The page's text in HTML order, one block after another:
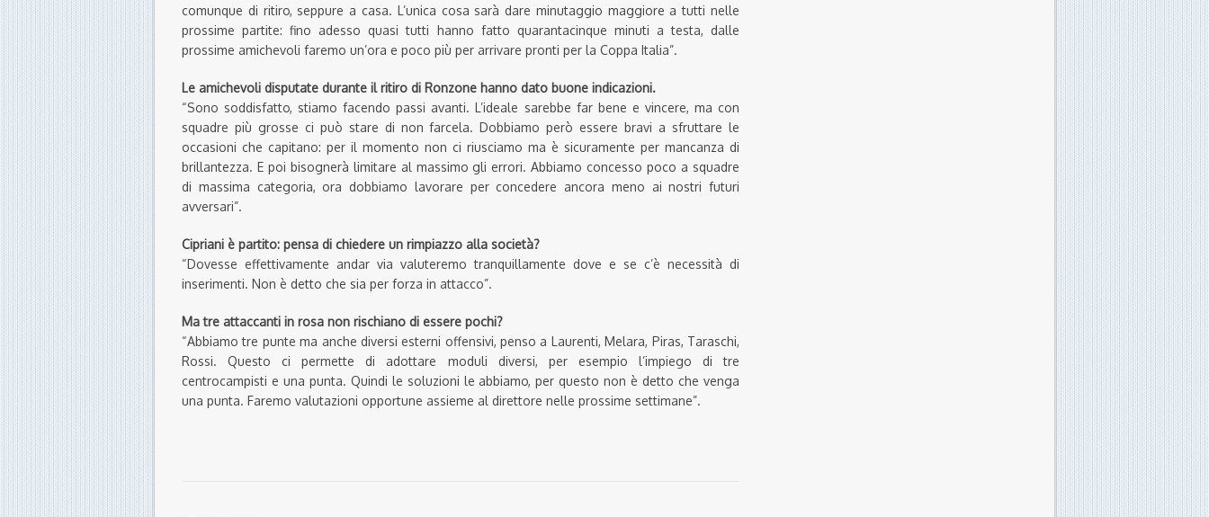
comunque di ritiro, seppure a casa. L’unica cosa sarà dare minutaggio maggiore a tutti nelle
prossime partite: fino adesso quasi tutti hanno fatto quarantacinque minuti a testa, dalle
prossime amichevoli faremo un’ora e poco più per arrivare pronti per la Coppa Italia”.
Le amichevoli disputate durante il ritiro di Ronzone hanno dato buone indicazioni.
“Sono soddisfatto, stiamo facendo passi avanti. L’ideale sarebbe far bene e vincere, ma con
squadre più grosse ci può stare di non farcela. Dobbiamo però essere bravi a sfruttare le
occasioni che capitano: per il momento non ci riusciamo ma è sicuramente per mancanza di
brillantezza. E poi bisognerà limitare al massimo gli errori. Abbiamo concesso poco a squadre
di massima categoria, ora dobbiamo lavorare per concedere ancora meno ai nostri futuri
avversari”.
Cipriani è partito: pensa di chiedere un rimpiazzo alla società?
“Dovesse effettivamente andar via valuteremo tranquillamente dove e se c’è necessità di
inserimenti. Non è detto che sia per forza in attacco”.
Ma tre attaccanti in rosa non rischiano di essere pochi?
“Abbiamo tre punte ma anche diversi esterni offensivi, penso a Laurenti, Melara, Piras, Taraschi,
Rossi. Questo ci permette di adottare moduli diversi, per esempio l’impiego di tre
centrocampisti e una punta. Quindi le soluzioni le abbiamo, per questo non è detto che venga
una punta. Faremo valutazioni opportune assieme al direttore nelle prossime settimane”.